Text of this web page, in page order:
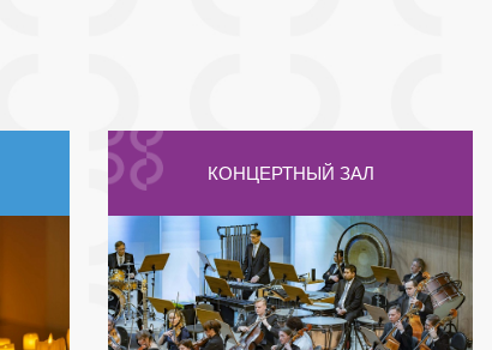
КОНЦЕРТНЫЙ ЗАЛ